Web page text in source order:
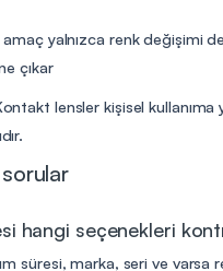
amaç yalnızca renk değişimi
çıkar
lensler kişisel
sorular
hangi seçenekleri
süresi, marka, seri ve